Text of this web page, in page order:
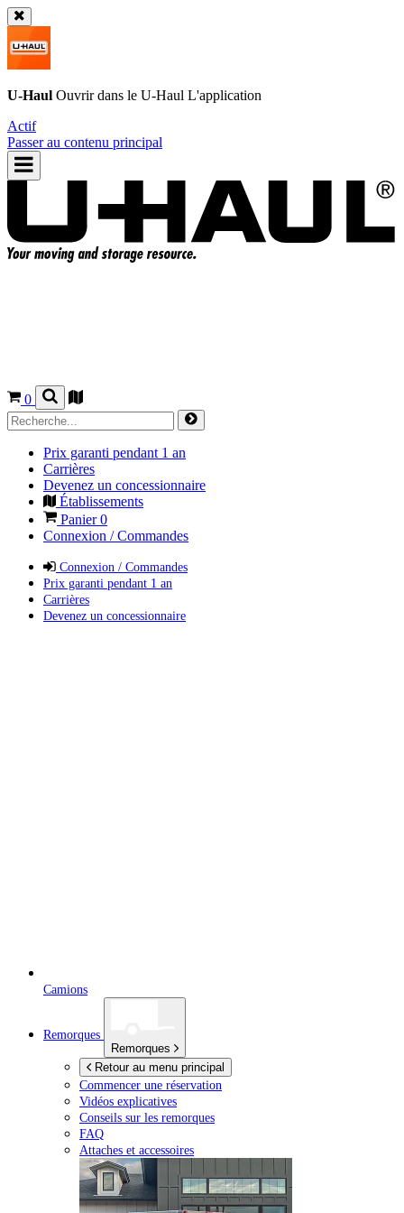
U-Haul Ouvrir dans le U-Haul L'application
Actif
Passer au contenu principal
0
Prix garanti pendant 1 an
Carrières
Devenez un concessionnaire
Établissements
Panier0
Connexion / Commandes
Connexion / Commandes
Prix garanti pendant 1 an
Carrières
Devenez un concessionnaire
Camions
Remorques
Remorques
Retour au menu principal
Commencer une réservation
Vidéos explicatives
Conseils sur les remorques
FAQ
Attaches et accessoires